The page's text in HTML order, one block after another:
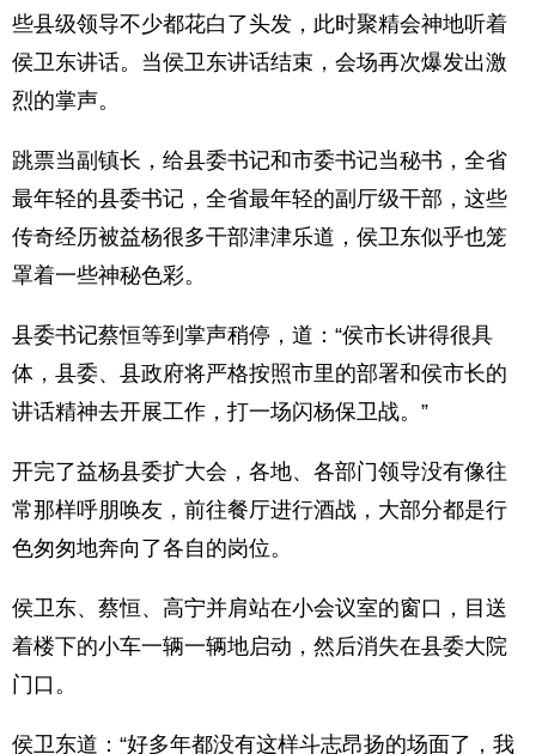
些县级领导不少都花白了头发，此时聚精会神地听着
侯卫东讲话。当侯卫东讲话结束，会场再次爆发出激
烈的掌声。
跳票当副镇长，给县委书记和市委书记当秘书，全省
最年轻的县委书记，全省最年轻的副厅级干部，这些
传奇经历被益杨很多干部津津乐道，侯卫东似乎也笼
罩着一些神秘色彩。
县委书记蔡恒等到掌声稍停，道：“侯市长讲得很具
体，县委、县政府将严格按照市里的部署和侯市长的
讲话精神去开展工作，打一场闪杨保卫战。”
开完了益杨县委扩大会，各地、各部门领导没有像往
常那样呼朋唤友，前往餐厅进行酒战，大部分都是行
色匆匆地奔向了各自的岗位。
侯卫东、蔡恒、高宁并肩站在小会议室的窗口，目送
着楼下的小车一辆一辆地启动，然后消失在县委大院
门口。
侯卫东道：“好多年都没有这样斗志昂扬的场面了，我